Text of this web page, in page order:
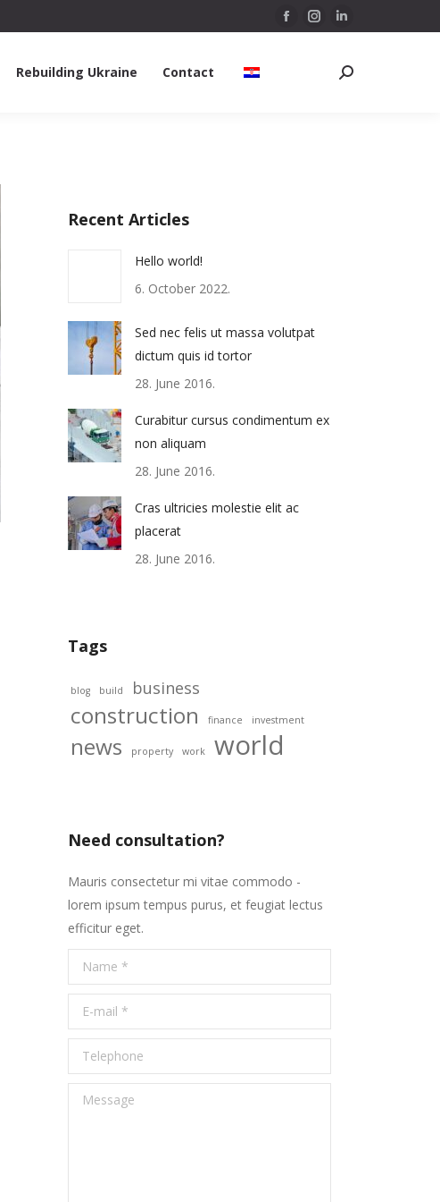
Facebook
Instagram
opens
Linkedin
opens
Rebuilding Ukraine Contact Search:
Recent Articles
Hello world!
6. October 2022.
Sed nec felis ut massa volutpat
dictum quis id tortor
28. June 2016.
Curabitur cursus condimentum ex
non aliquam
28. June 2016.
Cras ultricies molestie elit ac
placerat
28. June 2016.
Tags
blog build business
construction finance investment
news property work world
Need consultation?
Mauris consectetur mi vitae commodo -
lorem ipsum tempus purus, et feugiat lectus
efficitur eget.
Name *
E-mail *
Telephone
Message